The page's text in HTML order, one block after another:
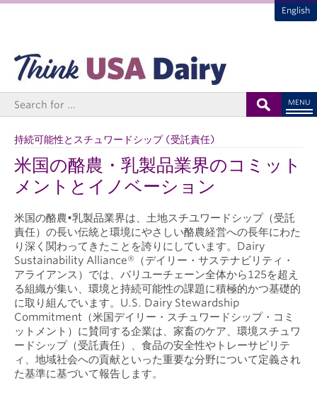
English
MENU
持続可能性とスチュワードシップ (受託責任)
米国の酪農・乳製品業界のコミット
メントとイノベーション
米国の酪農•乳製品業界は、土地スチユワードシップ（受託
責任）の長い伝統と環境にやさしい酪農経営への長年にわた
り深く関わってきたことを誇りにしています。Dairy
Sustainability Alliance®（デイリー・サステナビリティ・
アライアンス）では、バリユーチェーン全体から125を超え
る組織が集い、環境と持続可能性の課題に積極的かつ基礎的
に取り組んでいます。U.S. Dairy Stewardship
Commitment（米国デイリー・スチュワードシップ・コミ
ットメント）に賛同する企業は、家畜のケア、環境スチュワ
ードシップ（受託責任）、食品の安全性やトレーサビリテ
ィ、地域社会への貢献といった重要な分野について定義され
た基準に基づいて報告します。